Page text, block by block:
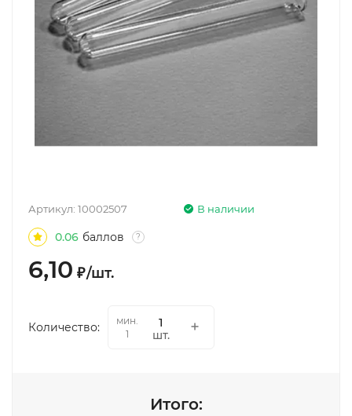
В наличии
Артикул: 10002507
0.06 баллов ?
6,10 ₽/шт.
Количество:
мин.
1
шт.
Итого: